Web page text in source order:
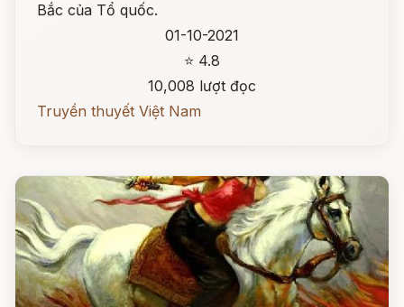
Bắc của Tổ quốc.
01-10-2021
⭐ 4.8
10,008 lượt đọc
Truyền thuyết Việt Nam